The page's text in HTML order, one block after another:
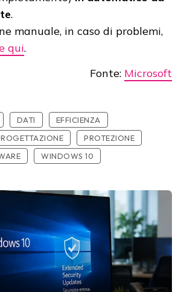
.
manuale, in caso di problemi,
qui.
Fonte: Microsoft
DATI
EFFICIENZA
PROTEZIONE
WINDOWS 10